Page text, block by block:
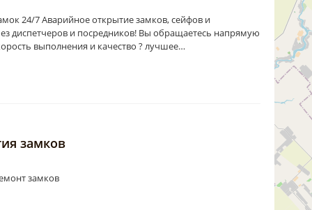
24/7 Аварийное открытие замков, сейфов и
диспетчеров и посредников! Вы обращаетесь напрямую
выполнения и качество ? лучшее…
замков
замков